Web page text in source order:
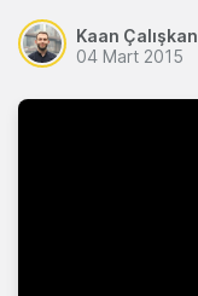
Kaan Çalışkan
04 Mart 2015